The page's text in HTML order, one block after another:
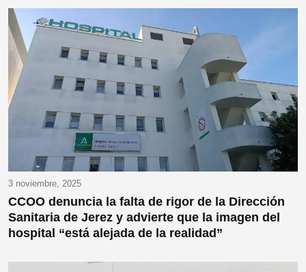
3 noviembre, 2025
CCOO denuncia la falta de rigor de la Dirección
Sanitaria de Jerez y advierte que la imagen del
hospital “está alejada de la realidad”